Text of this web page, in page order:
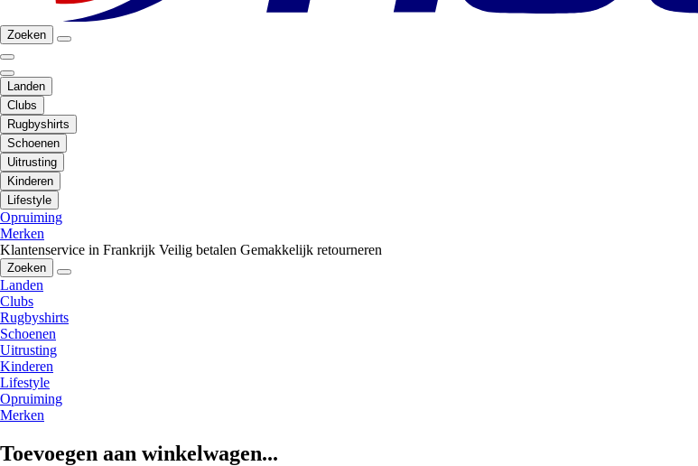
Zoeken
Landen
Clubs
Rugbyshirts
Schoenen
Uitrusting
Kinderen
Lifestyle
Opruiming
Merken
Klantenservice in Frankrijk Veilig betalen Gemakkelijk retourneren
Zoeken
Landen
Clubs
Rugbyshirts
Schoenen
Uitrusting
Kinderen
Lifestyle
Opruiming
Merken
Toevoegen aan winkelwagen...